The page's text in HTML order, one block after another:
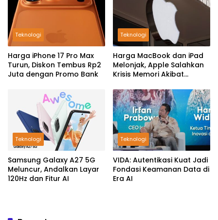
Teknologi
Harga iPhone 17 Pro Max
Turun, Diskon Tembus Rp2
Juta dengan Promo Bank
Teknologi
Harga MacBook dan iPad
Melonjak, Apple Salahkan
Krisis Memori Akibat
Teknologi
Samsung Galaxy A27 5G
Meluncur, Andalkan Layar
120Hz dan Fitur AI
Teknologi
VIDA: Autentikasi Kuat Jadi
Fondasi Keamanan Data di
Era AI